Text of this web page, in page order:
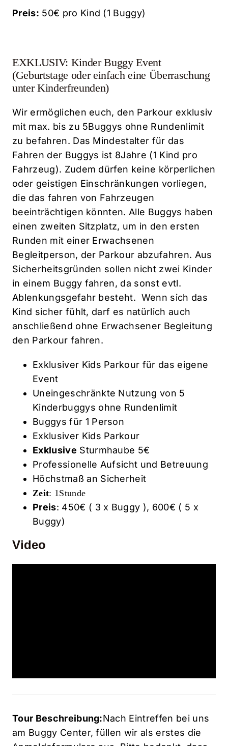
Preis: 50€ pro Kind (1 Buggy)
EXKLUSIV: Kinder Buggy Event
(Geburtstage oder einfach eine Überraschung
unter Kinderfreunden)
Wir ermöglichen euch, den Parkour exklusiv
mit max. bis zu 5Buggys ohne Rundenlimit
zu befahren. Das Mindestalter für das
Fahren der Buggys ist 8Jahre (1 Kind pro
Fahrzeug). Zudem dürfen keine körperlichen
oder geistigen Einschränkungen vorliegen,
die das fahren von Fahrzeugen
beeinträchtigen könnten. Alle Buggys haben
einen zweiten Sitzplatz, um in den ersten
Runden mit einer Erwachsenen
Begleitperson, der Parkour abzufahren. Aus
Sicherheitsgründen sollen nicht zwei Kinder
in einem Buggy fahren, da sonst evtl.
Ablenkungsgefahr besteht. Wenn sich das
Kind sicher fühlt, darf es natürlich auch
anschließend ohne Erwachsener Begleitung
den Parkour fahren.
Exklusiver Kids Parkour für das eigene
Event
Uneingeschränkte Nutzung von 5
Kinderbuggys ohne Rundenlimit
Buggys für 1 Person
Exklusiver Kids Parkour
Exklusive Sturmhaube 5€
Professionelle Aufsicht und Betreuung
Höchstmaß an Sicherheit
Zeit: 1Stunde
Preis: 450€ ( 3 x Buggy ), 600€ ( 5 x
Buggy)
Video
Tour Beschreibung:Nach Eintreffen bei uns
am Buggy Center, füllen wir als erstes die